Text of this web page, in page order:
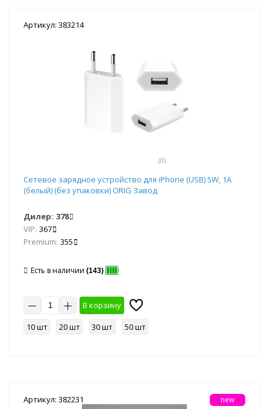
Артикул: 383214
(0)
Сетевое зарядное устройство для iPhone (USB) 5W, 1A
(белый) (без упаковки) ORIG Завод
Дилер: 378
VIP: 367
Premium: 355
Есть в наличии (143)
В корзину
10 шт
20 шт 30 шт 50 шт
Артикул: 382231 new